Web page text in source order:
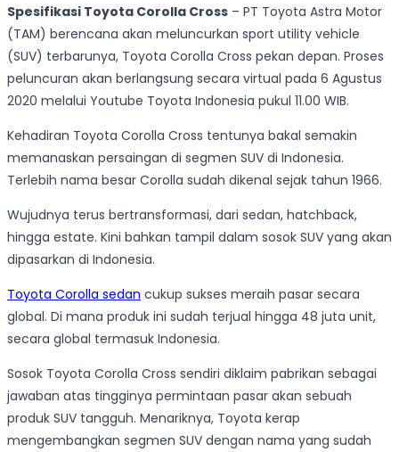
Spesifikasi Toyota Corolla Cross – PT Toyota Astra Motor
(TAM) berencana akan meluncurkan sport utility vehicle
(SUV) terbarunya, Toyota Corolla Cross pekan depan. Proses
peluncuran akan berlangsung secara virtual pada 6 Agustus
2020 melalui Youtube Toyota Indonesia pukul 11.00 WIB.
Kehadiran Toyota Corolla Cross tentunya bakal semakin
memanaskan persaingan di segmen SUV di Indonesia.
Terlebih nama besar Corolla sudah dikenal sejak tahun 1966.
Wujudnya terus bertransformasi, dari sedan, hatchback,
hingga estate. Kini bahkan tampil dalam sosok SUV yang akan
dipasarkan di Indonesia.
Toyota Corolla sedan cukup sukses meraih pasar secara
global. Di mana produk ini sudah terjual hingga 48 juta unit,
secara global termasuk Indonesia.
Sosok Toyota Corolla Cross sendiri diklaim pabrikan sebagai
jawaban atas tingginya permintaan pasar akan sebuah
produk SUV tangguh. Menariknya, Toyota kerap
mengembangkan segmen SUV dengan nama yang sudah